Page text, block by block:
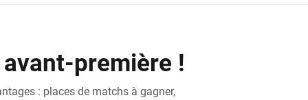
première !
: places de matchs à gagner,